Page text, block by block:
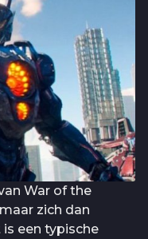
War of the
zich dan
een typische